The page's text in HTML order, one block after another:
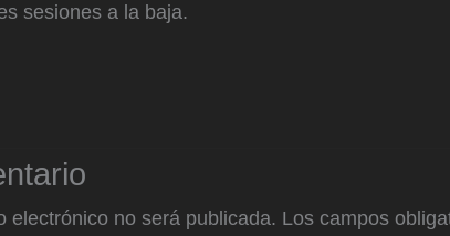
sesiones a la baja.
electrónico no será publicada. Los campos